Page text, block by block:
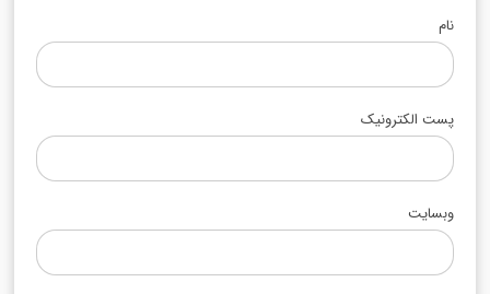
نام
پست الکترونیک
وبسایت